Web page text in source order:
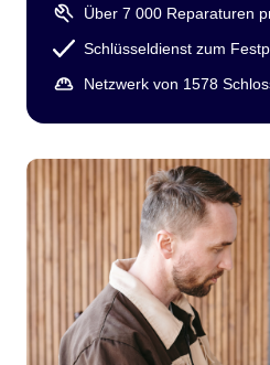
Über 7 000 Reparaturen
Schlüsseldienst zum
Netzwerk von 1578